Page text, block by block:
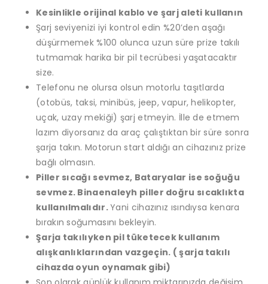
Kesinlikle orijinal kablo ve şarj aleti kullanın
Şarj seviyenizi iyi kontrol edin %20’den aşağı
düşürmemek %100 olunca uzun süre prize takılı
tutmamak harika bir pil tecrübesi yaşatacaktır
size.
Telefonu ne olursa olsun motorlu taşıtlarda
(otobüs, taksi, minibüs, jeep, vapur, helikopter,
uçak, uzay mekiği) şarj etmeyin. İlle de etmem
lazım diyorsanız da araç çalıştıktan bir süre sonra
şarja takın. Motorun start aldığı an cihazınız prize
bağlı olmasın.
Piller sıcağı sevmez, Bataryalar ise soğuğu
sevmez. Binaenaleyh piller doğru sıcaklıkta
kullanılmalıdır.Yani cihazınız ısındıysa kenara
bırakın soğumasını bekleyin.
Şarja takılıyken pil tüketecek kullanım
alışkanlıklarından vazgeçin. ( şarja takılı
cihazda oyun oynamak gibi)